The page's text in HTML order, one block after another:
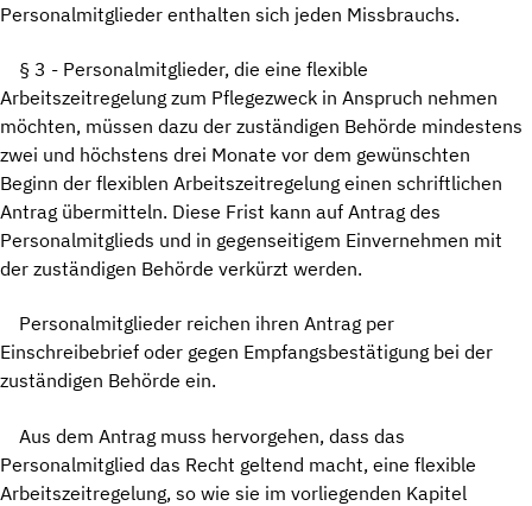
Personalmitglieder enthalten sich jeden Missbrauchs.
§ 3 - Personalmitglieder, die eine flexible
Arbeitszeitregelung zum Pflegezweck in Anspruch nehmen
möchten, müssen dazu der zuständigen Behörde mindestens
zwei und höchstens drei Monate vor dem gewünschten
Beginn der flexiblen Arbeitszeitregelung einen schriftlichen
Antrag übermitteln. Diese Frist kann auf Antrag des
Personalmitglieds und in gegenseitigem Einvernehmen mit
der zuständigen Behörde verkürzt werden.
Personalmitglieder reichen ihren Antrag per
Einschreibebrief oder gegen Empfangsbestätigung bei der
zuständigen Behörde ein.
Aus dem Antrag muss hervorgehen, dass das
Personalmitglied das Recht geltend macht, eine flexible
Arbeitszeitregelung, so wie sie im vorliegenden Kapitel